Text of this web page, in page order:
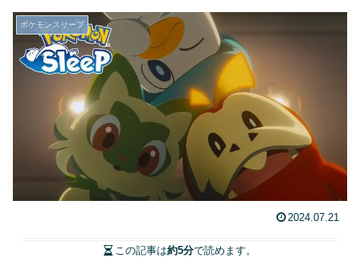
ポケモンスリープ
2024.07.21
この記事は約5分で読めます。